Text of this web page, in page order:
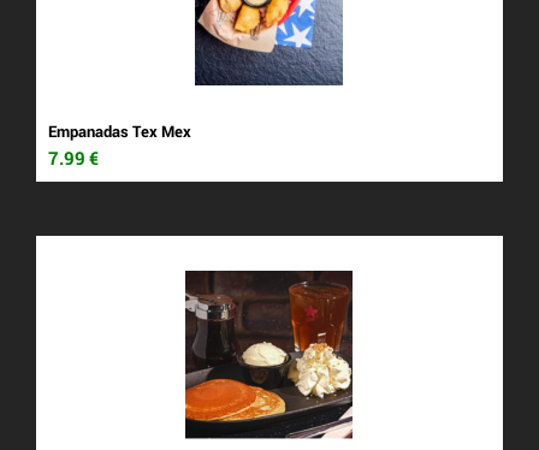
Empanadas Tex Mex
7.99 €